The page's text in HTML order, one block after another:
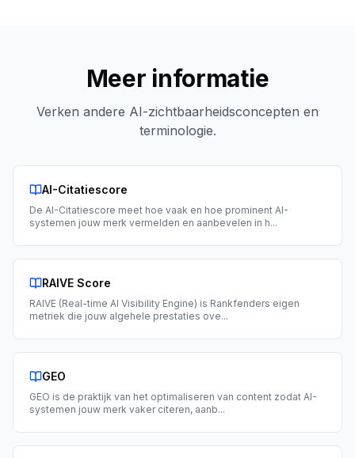
Meer informatie
Verken andere AI-zichtbaarheidsconcepten en
terminologie.
AI-Citatiescore
De AI-Citatiescore meet hoe vaak en hoe prominent AI-
systemen jouw merk vermelden en aanbevelen in h...
RAIVE Score
RAIVE (Real-time AI Visibility Engine) is Rankfenders eigen
metriek die jouw algehele prestaties ove...
GEO
GEO is de praktijk van het optimaliseren van content zodat AI-
systemen jouw merk vaker citeren, aanb...